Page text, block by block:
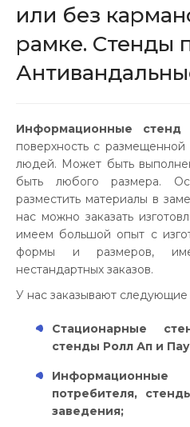
или без
рамке. Стенды
Информационные стенд
поверхность с
людей. Может быть
быть любого размера.
разместить материалы в
нас можно заказать
имеем большой опыт с
формы и размеров,
нестандартных заказов.
У нас заказывают
Стационарные
стенды Ролл Ап и
потребителя,
заведения;